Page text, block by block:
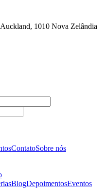
1010 Nova Zelândia
ContatoSobre nós
BlogDepoimentosEventos